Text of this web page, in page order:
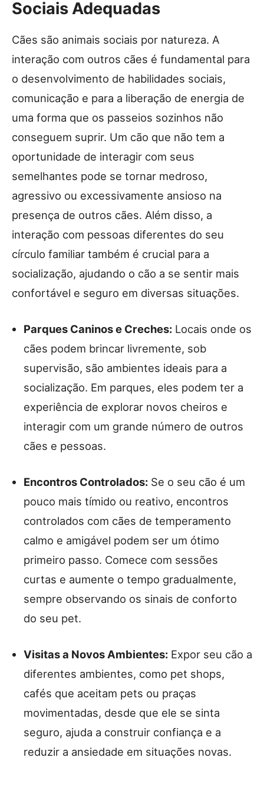
Sociais Adequadas
Cães são animais sociais por natureza. A
interação com outros cães é fundamental para
o desenvolvimento de habilidades sociais,
comunicação e para a liberação de energia de
uma forma que os passeios sozinhos não
conseguem suprir. Um cão que não tem a
oportunidade de interagir com seus
semelhantes pode se tornar medroso,
agressivo ou excessivamente ansioso na
presença de outros cães. Além disso, a
interação com pessoas diferentes do seu
círculo familiar também é crucial para a
socialização, ajudando o cão a se sentir mais
confortável e seguro em diversas situações.
Parques Caninos e Creches: Locais onde os
cães podem brincar livremente, sob
supervisão, são ambientes ideais para a
socialização. Em parques, eles podem ter a
experiência de explorar novos cheiros e
interagir com um grande número de outros
cães e pessoas.
Encontros Controlados: Se o seu cão é um
pouco mais tímido ou reativo, encontros
controlados com cães de temperamento
calmo e amigável podem ser um ótimo
primeiro passo. Comece com sessões
curtas e aumente o tempo gradualmente,
sempre observando os sinais de conforto
do seu pet.
Visitas a Novos Ambientes: Expor seu cão a
diferentes ambientes, como pet shops,
cafés que aceitam pets ou praças
movimentadas, desde que ele se sinta
seguro, ajuda a construir confiança e a
reduzir a ansiedade em situações novas.